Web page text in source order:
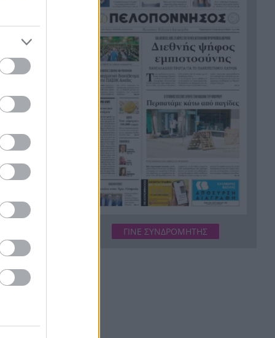
ρύζι.
τρόφιμα
ο
ῆς»
Η μεγάλη ιστορία του
παπαγάλου που κλάπηκε το
2017 και βρέθηκε μετά από 9
χρόνια
Φρίκη στην Κρήτη: Τουρίστας
ρωτούσε πόσο να πληρώσει
για να ασελγήσει σε 10χρονο
Πιάστηκε στα πράσα με 106
συσκευασίες χασίς σε
προαύλιο σχολείου στο
Μαρούσι
Μαγνησία: «Aκυβέρνητο»
φορτηγό έκοψε στύλο
ΓΙΝΕ ΣΥΝΔΡΟΜΗΤΗΣ